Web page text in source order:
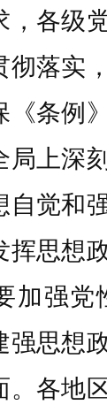
，各级
彻落实
《条例
局上深
自觉和
挥思想
加强党
强思想
。各地